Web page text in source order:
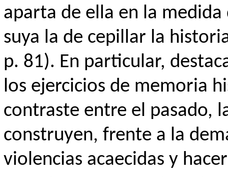
aparta de ella en la
suya la de cepillar la
p. 81). En particular,
los ejercicios de memoria
contraste entre el pasado,
construyen, frente a la
violencias acaecidas y